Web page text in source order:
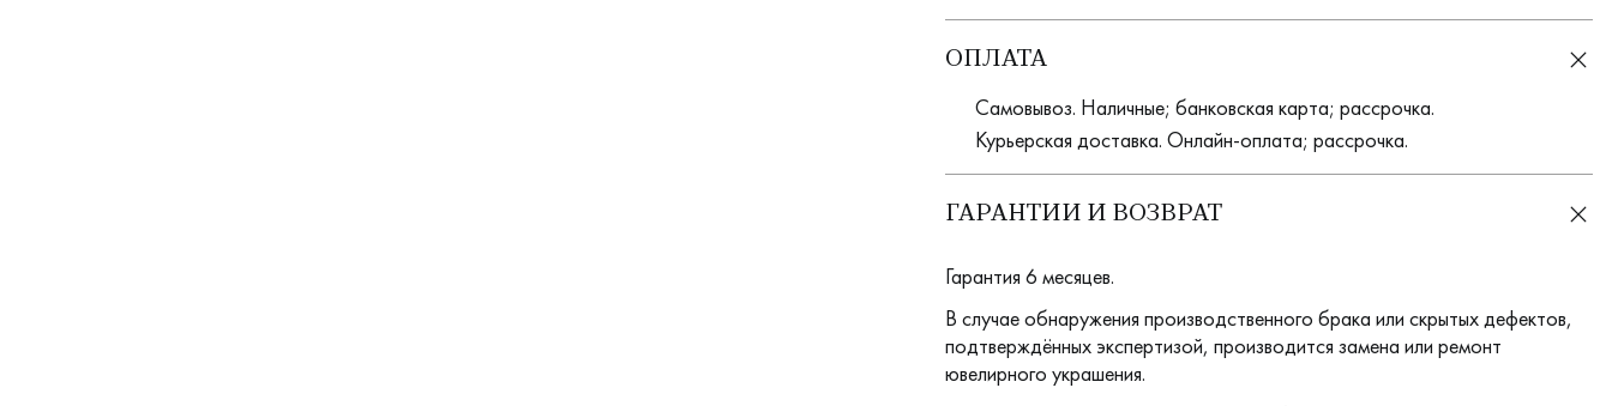
ОПЛАТА
Самовывоз. Наличные; банковская карта; рассрочка.
Курьерская доставка. Онлайн-оплата; рассрочка.
ГАРАНТИИ И ВОЗВРАТ
Гарантия 6 месяцев.
В случае обнаружения производственного брака или скрытых дефектов,
подтверждённых экспертизой, производится замена или ремонт
ювелирного украшения.